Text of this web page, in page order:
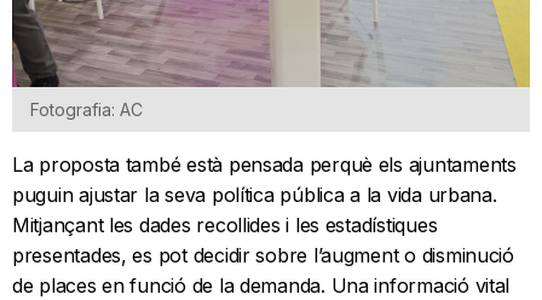
Fotografia: AC
La proposta també està pensada perquè els ajuntaments
puguin ajustar la seva política pública a la vida urbana.
Mitjançant les dades recollides i les estadístiques
presentades, es pot decidir sobre l’augment o disminució
de places en funció de la demanda. Una informació vital